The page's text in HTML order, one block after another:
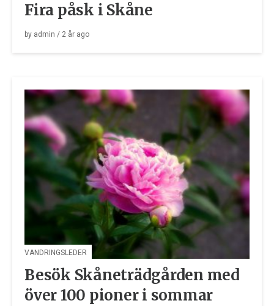
Fira påsk i Skåne
by admin / 2 år ago
VANDRINGSLEDER
Besök Skåneträdgården med
över 100 pioner i sommar